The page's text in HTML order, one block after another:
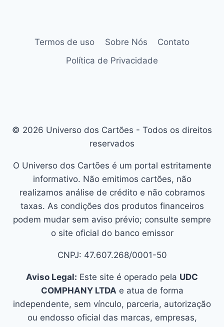
Termos de uso Sobre Nós
Contato
Política de Privacidade
© 2026 Universo dos Cartões - Todos os direitos
reservados
O Universo dos Cartões é um portal estritamente
informativo. Não emitimos cartões, não
realizamos análise de crédito e não cobramos
taxas. As condições dos produtos financeiros
podem mudar sem aviso prévio; consulte sempre
o site oficial do banco emissor
CNPJ: 47.607.268/0001-50
Aviso Legal: Este site é operado pela UDC
COMPHANY LTDAe atua de forma
independente, sem vínculo, parceria, autorização
ou endosso oficial das marcas, empresas,